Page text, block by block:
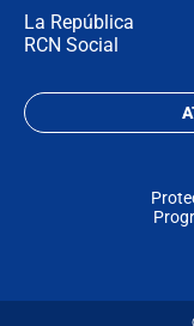
La República
RCN Social